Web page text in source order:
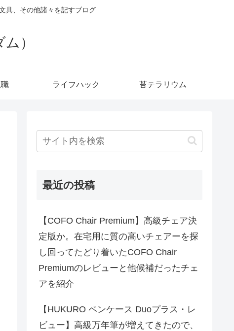
具、その他諸々を記すブログ
）
ライフハック 苔テラリウム
最近の投稿
【COFO Chair Premium】高級チェア決
定版か。在宅用に質の高いチェアーを探
し回ってたどり着いたCOFO Chair
Premiumのレビューと他候補だったチェ
アを紹介
【HUKURO ペンケース Duoプラス・レ
ビュー】高級万年筆が増えてきたので、